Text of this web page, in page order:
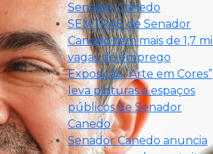
Senador Canedo
SEMTRAE de Senador
Canedo tem mais de 1,7 mil
vagas de emprego
Exposição “Arte em Cores”
leva pinturas a espaços
públicos de Senador
Canedo
Senador Canedo anuncia